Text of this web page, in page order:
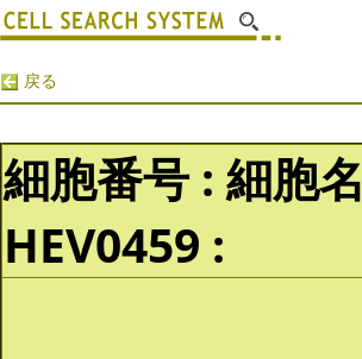
戻る
細胞番号 : 細胞名
HEV0459 :